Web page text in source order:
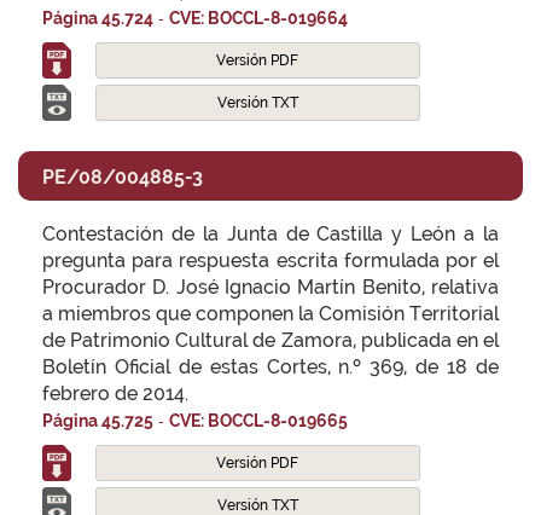
Página 45.724 - CVE: BOCCL-8-019664
Versión PDF
Versión TXT
PE/08/004885-3
Contestación de la Junta de Castilla y León a la
pregunta para respuesta escrita formulada por el
Procurador D. José Ignacio Martín Benito, relativa
a miembros que componen la Comisión Territorial
de Patrimonio Cultural de Zamora, publicada en el
Boletín Oficial de estas Cortes, n.º 369, de 18 de
febrero de 2014.
Página 45.725 - CVE: BOCCL-8-019665
Versión PDF
Versión TXT